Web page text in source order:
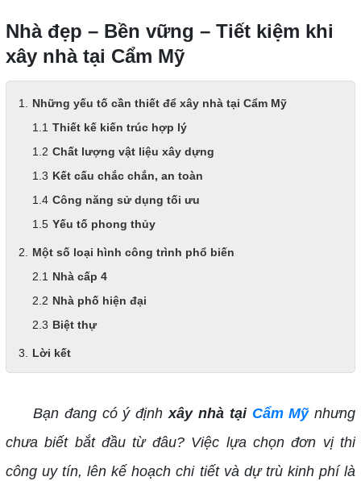
Nhà đẹp – Bền vững – Tiết kiệm khi
xây nhà tại Cẩm Mỹ
Những yếu tố cần thiết để xây nhà tại Cẩm Mỹ
Thiết kế kiến trúc hợp lý
Chất lượng vật liệu xây dựng
Kết cấu chắc chắn, an toàn
Công năng sử dụng tối ưu
Yếu tố phong thủy
Một số loại hình công trình phổ biến
Nhà cấp 4
Nhà phố hiện đại
Biệt thự
Lời kết
Bạn đang có ý địnhxây nhà tại Cẩm Mỹnhưng
chưa biết bắt đầu từ đâu? Việc lựa chọn đơn vị thi
công uy tín, lên kế hoạch chi tiết và dự trù kinh phí là